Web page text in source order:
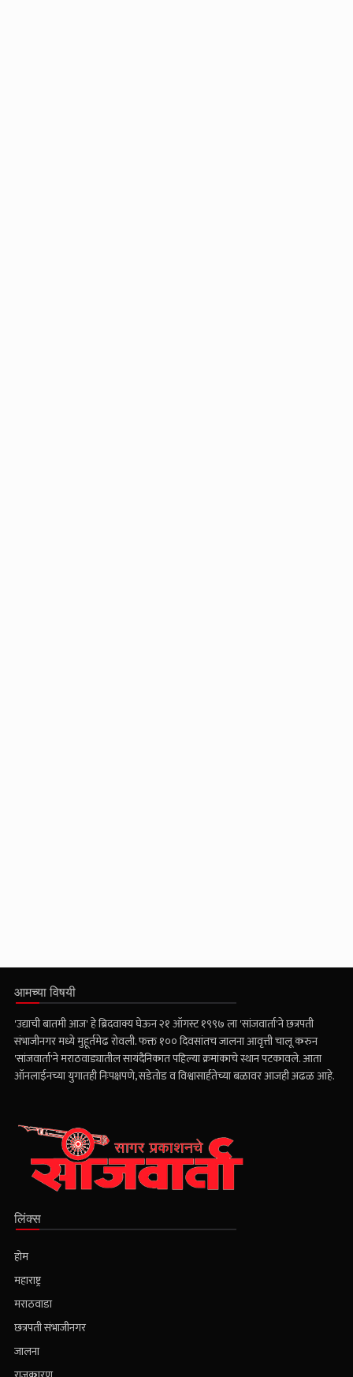
आमच्या विषयी
'उद्याची बातमी आज' हे ब्रिदवाक्य घेऊन २१ ऑगस्ट १९९७ ला 'सांजवार्ता'ने छत्रपती
संभाजीनगर मध्ये मुहूर्तमेढ रोवली. फक्त १०० दिवसांतच जालना आवृत्ती चालू करुन
'सांजवार्ता'ने मराठवाड्यातील सायंदैनिकात पहिल्या क्रमांकाचे स्थान पटकावले. आता
ऑनलाईनच्या युगातही निःपक्षपणे, सडेतोड व विश्वासार्हतेच्या बळावर आजही अढळ आहे.
लिंक्स
होम
महाराष्ट्र
मराठवाडा
छत्रपती संभाजीनगर
जालना